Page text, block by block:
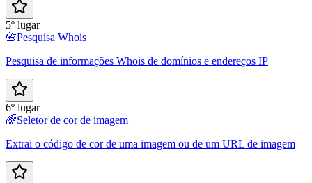
5º lugar
📇Pesquisa Whois
Pesquisa de informações Whois de domínios e endereços IP
6º lugar
🌈Seletor de cor de imagem
Extrai o código de cor de uma imagem ou de um URL de imagem